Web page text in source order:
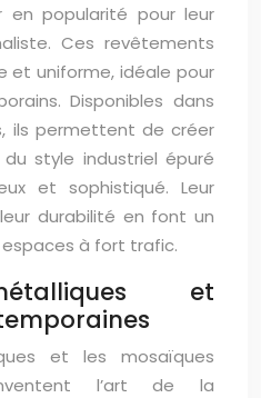
en popularité pour leur
Ces revêtements
et uniforme, idéale pour
Disponibles dans
ils permettent de créer
style industriel épuré
et sophistiqué. Leur
durabilité en font un
à fort trafic.
et
et les mosaïques
l’art de la